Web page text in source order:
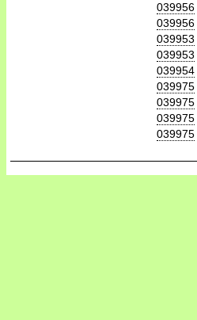
039956
039956
039953
039953
039954
039975
039975
039975
039975